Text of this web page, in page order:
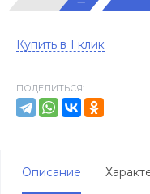
Купить в 1 клик
ПОДЕЛИТЬСЯ:
Описание